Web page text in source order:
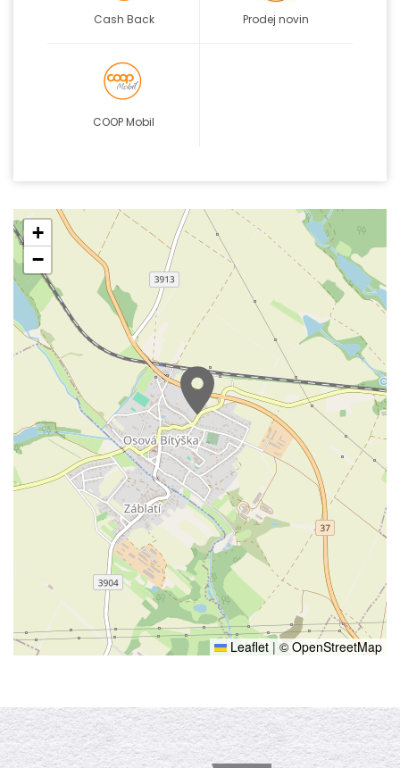
Cash Back Prodej novin
COOP Mobil
+
−
Leaflet | © OpenStreetMap